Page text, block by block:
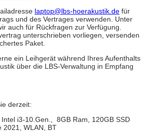
laptop@lbs-hoerakustik.de für
und des Vertrages verwenden. Unter
auch für Rückfragen zur Verfügung.
unterschrieben vorliegen, versenden
Paket.
ein Leihgerät während Ihres Aufenthalts
über die LBS-Verwaltung in Empfang
derzeit:
i3-10.Gen., 8GB Ram, 120GB SSD
2021, WLAN, BT